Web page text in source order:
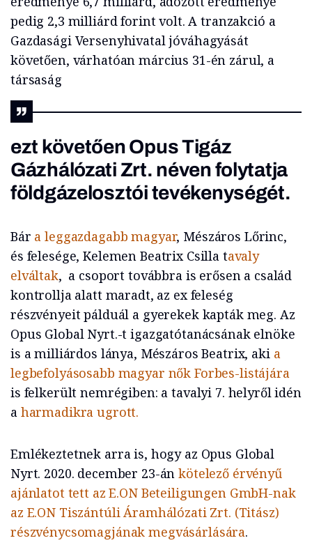
pedig 2,3 milliárd forint volt. A tranzakció a
Gazdasági Versenyhivatal jóváhagyását
követően, várhatóan március 31-én zárul, a
társaság
ezt követően Opus Tigáz
Gázhálózati Zrt. néven folytatja
földgázelosztói tevékenységét.
Bár a leggazdagabb magyar, Mészáros Lőrinc,
és felesége, Kelemen Beatrix Csilla tavaly
elváltak, a csoport továbbra is erősen a család
kontrollja alatt maradt, az ex feleség
részvényeit pálduál a gyerekek kapták meg. Az
Opus Global Nyrt.-t igazgatótanácsának elnöke
is a milliárdos lánya, Mészáros Beatrix, aki a
legbefolyásosabb magyar nők Forbes-listájára
is felkerült nemrégiben: a tavalyi 7. helyről idén
a harmadikra ugrott.
Emlékeztetnek arra is, hogy az Opus Global
Nyrt. 2020. december 23-ánkötelező érvényű
ajánlatot tett az E.ON Beteiligungen GmbH-nak
az E.ON Tiszántúli Áramhálózati Zrt. (Titász)
részvénycsomagjának megvásárlására.